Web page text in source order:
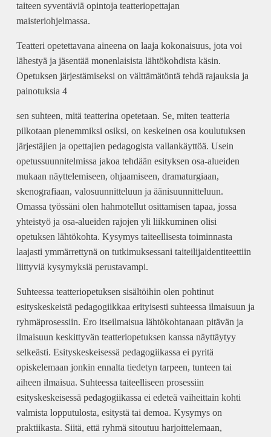
taiteen syventäviä opintoja teatteriopettajan
maisteriohjelmassa.
Teatteri opetettavana aineena on laaja kokonaisuus, jota voi
lähestyä ja jäsentää monenlaisista lähtökohdista käsin.
Opetuksen järjestämiseksi on välttämätöntä tehdä rajauksia ja
painotuksia 4
sen suhteen, mitä teatterina opetetaan. Se, miten teatteria
pilkotaan pienemmiksi osiksi, on keskeinen osa koulutuksen
järjestäjien ja opettajien pedagogista vallankäyttöä. Usein
opetussuunnitelmissa jakoa tehdään esityksen osa-alueiden
mukaan näyttelemiseen, ohjaamiseen, dramaturgiaan,
skenografiaan, valosuunnitteluun ja äänisuunnitteluun.
Omassa työssäni olen hahmotellut osittamisen tapaa, jossa
yhteistyö ja osa-alueiden rajojen yli liikkuminen olisi
opetuksen lähtökohta. Kysymys taiteellisesta toiminnasta
laajasti ymmärrettynä on tutkimuksessani taiteilijaidentiteettiin
liittyviä kysymyksiä perustavampi.
Suhteessa teatteriopetuksen sisältöihin olen pohtinut
esityskeskeistä pedagogiikkaa erityisesti suhteessa ilmaisuun ja
ryhmäprosessiin. Ero itseilmaisua lähtökohtanaan pitävän ja
ilmaisuun keskittyvän teatteriopetuksen kanssa näyttäytyy
selkeästi. Esityskeskeisessä pedagogiikassa ei pyritä
opiskelemaan jonkin ennalta tiedetyn tarpeen, tunteen tai
aiheen ilmaisua. Suhteessa taiteelliseen prosessiin
esityskeskeisessä pedagogiikassa ei edeteä vaiheittain kohti
valmista lopputulosta, esitystä tai demoa. Kysymys on
praktiikasta. Siitä, että ryhmä sitoutuu harjoittelemaan,